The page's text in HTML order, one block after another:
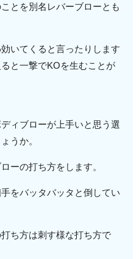
とを別名レバーブローとも
いてくると言ったりします
と一撃でKOを生むことが
ィブローが上手いと思う選
うか。
ーの打ち方をします。
をバッタバッタと倒してい
ち方は刺す様な打ち方で